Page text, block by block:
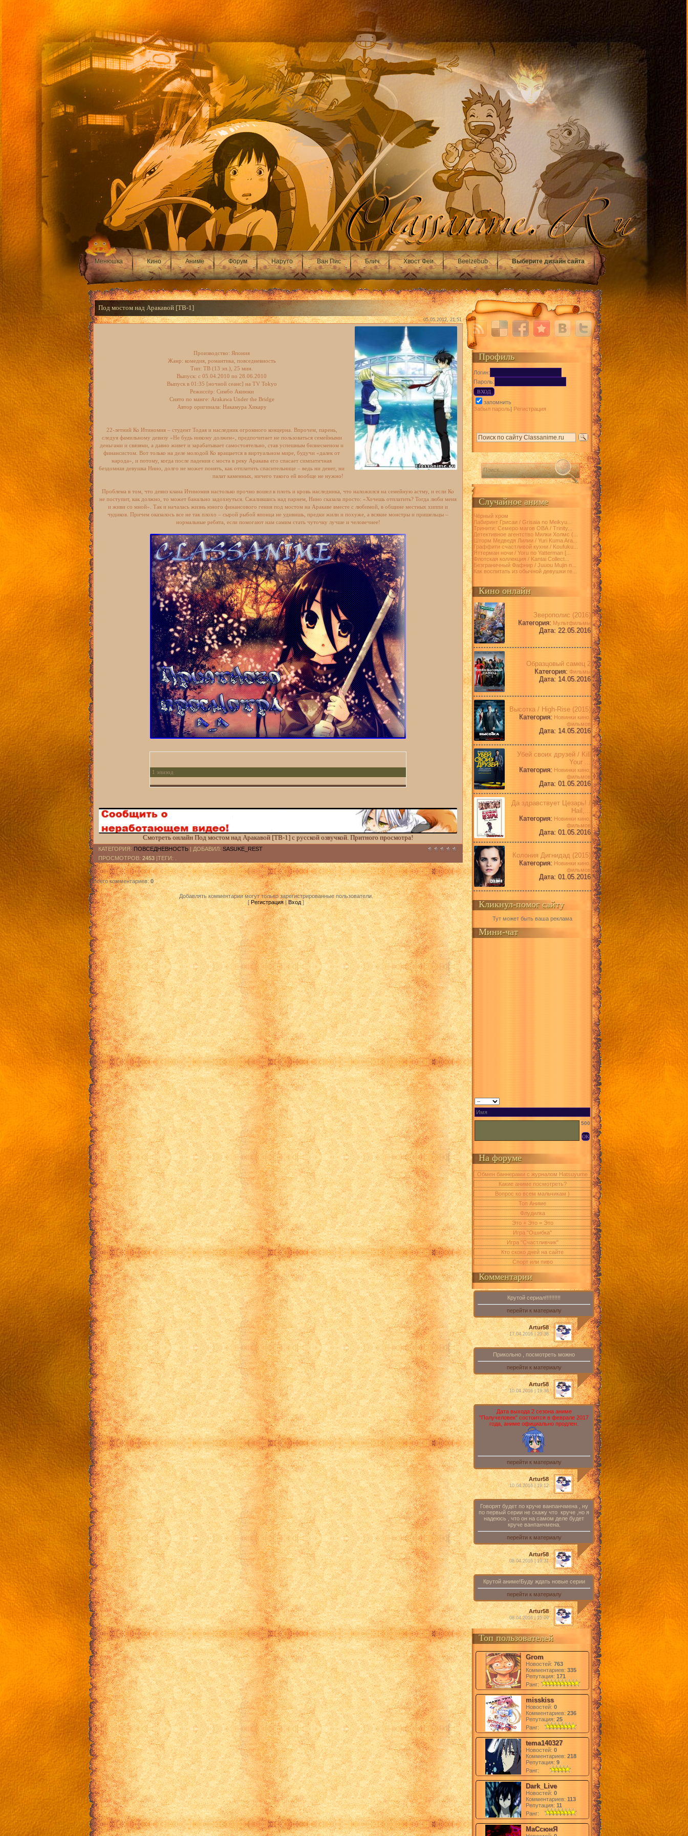
Менюшка Кино Аниме Форум Наруто Ван Пис Блич Хвост Феи Beelzebub Выберите дизайн сайта
Под мостом над Аракавой [ТВ-1]
05.05.2012, 21:51
Производство: Япония
Жанр: комедия, романтика, повседневность
Тип: ТВ (13 эп.), 25 мин.
Выпуск: c 05.04.2010 по 28.06.2010
Выпуск в 01:35 [ночной сеанс] на TV Tokyo
Режиссёр: Симбо Акиюки
Снято по манге: Arakawa Under the Bridge
Автор оригинала: Накамура Хикару
22-летний Ко Итиномия – студент Тодая и наследник огромного концерна. Впрочем, парень,
следуя фамильному девизу «Не будь никому должен», предпочитает не пользоваться семейными
деньгами и связями, а давно живет и зарабатывает самостоятельно, став успешным бизнесменом и
финансистом. Вот только на деле молодой Ко вращается в виртуальном мире, будучи «далек от
народа», и потому, когда после падения с моста в реку Аракава его спасает симпатичная
бездомная девушка Нино, долго не может понять, как отплатить спасительнице – ведь ни денег, ни
палат каменных, ничего такого ей вообще не нужно!
Проблема в том, что девиз клана Итиномия настолько прочно вошел в плоть и кровь наследника, что наложился на семейную астму, и если Ко
не поступит, как должно, то может банально задохнуться. Сжалившись над парнем, Нино сказала просто: «Хочешь отплатить? Тогда люби меня
и живи со мной». Так и началась жизнь юного финансового гения под мостом на Аракаве вместе с любимой, в общине местных хиппи и
чудиков. Причем оказалось все не так плохо – сырой рыбой японца не удивишь, предки жили и похуже, а всякие монстры и пришельцы –
нормальные ребята, если помогают нам самим стать чуточку лучше и человечнее!
1 эпизод
2 эпизод
3 эпизод
5 эпизод
6 эпизод
7 эпизод
8 эпизод
9 эпизод
10 эпизод
11 эпизод
12 эпизод
13 эпизод
Смотреть онлайн Под мостом над Аракавой [ТВ-1] с русской озвучкой. Притного просмотра!
КАТЕГОРИЯ: ПОВСЕДНЕВНОСТЬ | ДОБАВИЛ: SASUKE_REST
ПРОСМОТРОВ: 2453 |ТЕГИ: .
Всего комментариев:0
Добавлять комментарии могут только зарегистрированные пользователи.
[Регистрация|Вход]
Профиль
Логин:
Пароль:
запомнить
Забыл пароль| Регистрация
Случайное аниме
Чёрный хром
Лабиринт Грисаи / Grisaia no Meikyu...
Тринити: Семеро магов ОВА / Trinity...
Детективное агентство Милки Холмс (...
Шторм Медведя Лилии / Yuri Kuma Ara...
Граффити счастливой кухни / Koufuku...
Яттерман ночи / Yoru no Yatterman [...
Флотская коллекция / Kantai Collect...
Безграничный Фафнир / Juuou Mujin n...
Как воспитать из обычной девушки ге...
Кино онлайн
Зверополис (2016)
Категория: Мультфильмы
Дата: 22.05.2016
Образцовый самец 2
Категория: Фильмы
Дата: 14.05.2016
Высотка / High-Rise (2015)
Категория: Новинки кино,
фильмов
Дата: 14.05.2016
Убей своих друзей / Kill
Your ...
Категория: Новинки кино,
фильмов
Дата: 01.05.2016
Да здравствует Цезарь! /
Hail,...
Категория: Новинки кино,
фильмов
Дата: 01.05.2016
Колония Дигнидад (2015)
Категория: Новинки кино,
фильмов
Дата: 01.05.2016
Кликнул-помог сайту
Тут может быть ваша реклама
Мини-чат
500
На форуме
Обмен баннерами с журналом Hatsuyume
Какие аниме посмотреть?
Вопрос ко всем мальчикам )
Топ Аниме
Флудилка
Это + Это = Это
Игра "Ошибка"
Игра "Счастливчик"
Кто скоко дней на сайте
Спорт или пиво
Комментарии
Крутой сериал!!!!!!!!!!
перейти к материалу
Artur58
17.04.2016 | 20:36
Прикольно , посмотреть можно
перейти к материалу
Artur58
10.04.2016 | 19:36
Дата выхода 2 сезона аниме
"Получеловек" состоится в феврале 2017
года, аниме официально продлен.
перейти к материалу
Artur58
10.04.2016 | 19:12
Говорят будет по круче ванпанчмена , ну
по первый серии не скажу что круче ,но я
надеюсь , что он на самом деле будет
круче ванпанчмена.
перейти к материалу
Artur58
08.04.2016 | 19:31
Крутой аниме!Буду ждать новые серии
перейти к материалу
Artur58
08.04.2016 | 15:09
Топ пользователей
Grom
Новостей: 763
Комментариев: 335
Репутация: 171
Ранг:
misskiss
Новостей: 0
Комментариев: 236
Репутация: 25
Ранг:
tema140327
Новостей: 0
Комментариев: 218
Репутация: 9
Ранг:
Dark_Live
Новостей: 0
Комментариев: 113
Репутация: 11
Ранг:
МаСсюнЯ